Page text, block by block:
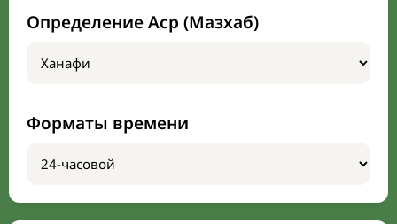
Определение Аср (Мазхаб)
Форматы времени